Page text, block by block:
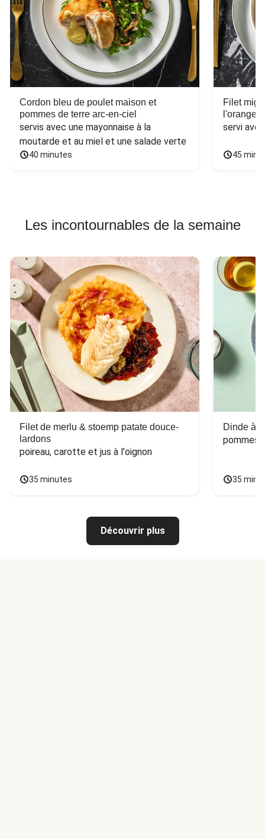
Cordon bleu de poulet maison et
pommes de terre arc-en-ciel
servis avec une mayonnaise à la
moutarde et au miel et une salade verte
40 minutes
Filet
l'orange
servi
45
Les incontournables de la semaine
Filet de merlu & stoemp patate douce-
lardons
poireau, carotte et jus à l'oignon
35 minutes
Dinde à
pommes
35
Découvrir plus